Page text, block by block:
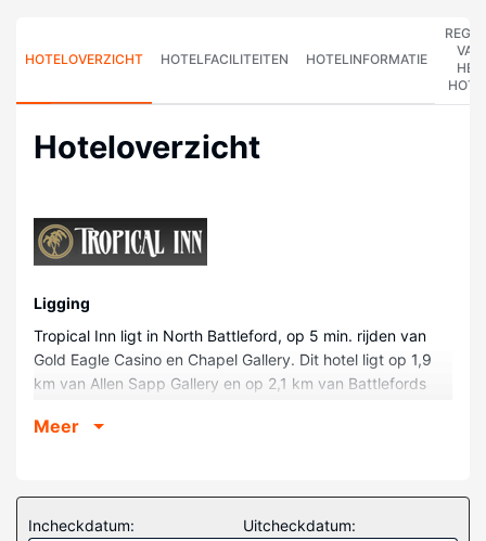
HOTELOVERZICHT HOTELFACILITEITEN HOTELINFORMATIE
VAN
HET
Hoteloverzicht
Ligging
Tropical Inn ligt in North Battleford, op 5 min. rijden van
Gold Eagle Casino en Chapel Gallery. Dit hotel ligt op 1,9
km van Allen Sapp Gallery en op 2,1 km van Battlefords
Kamers
koelkast en een ledtelevisie. Je bed met pillowtop matras
komt met luxe beddengoed. Dankzij gratis wifi blijf je
Meer
Incheckdatum: Uitcheckdatum: